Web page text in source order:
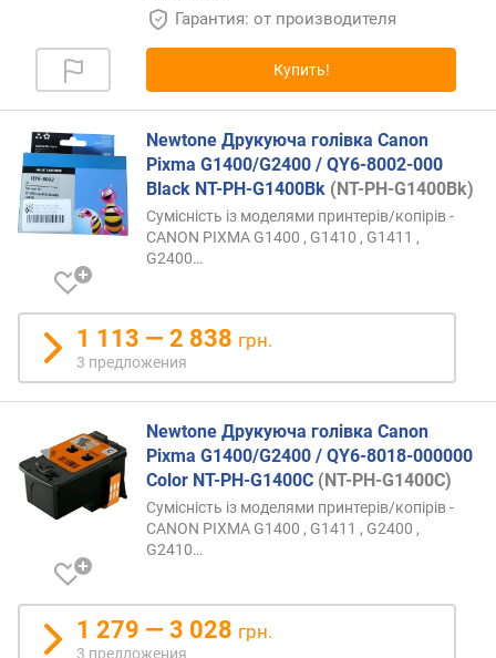
р
г
и
х
к
д
е
ш
в
л
ф
а
у
(
A
-
Гарантия: от производителя
Купить!
Newtone Друкуюча голівка Canon
Pixma G1400/G2400 / QY6-8002-000
Black NT-PH-G1400Bk (NT-PH-G1400Bk)
Сумісність із моделями принтерів/копірів -
CANON PIXMA G1400 , G1410 , G1411 ,
G2400…
1 113 — 2 838 грн.
3 предложения
Newtone Друкуюча голівка Canon
Pixma G1400/G2400 / QY6-8018-000000
Color NT-PH-G1400C (NT-PH-G1400C)
Сумісність із моделями принтерів/копірів -
CANON PIXMA G1400 , G1411 , G2400 ,
G2410…
1 279 — 3 028 грн.
3 предложения